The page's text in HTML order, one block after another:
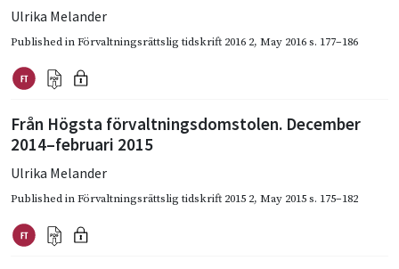
Ulrika Melander
Published inFörvaltningsrättslig tidskrift 2016 2, May 2016s. 177–186
Från Högsta förvaltningsdomstolen. December
2014–februari 2015
Ulrika Melander
Published inFörvaltningsrättslig tidskrift 2015 2, May 2015s. 175–182